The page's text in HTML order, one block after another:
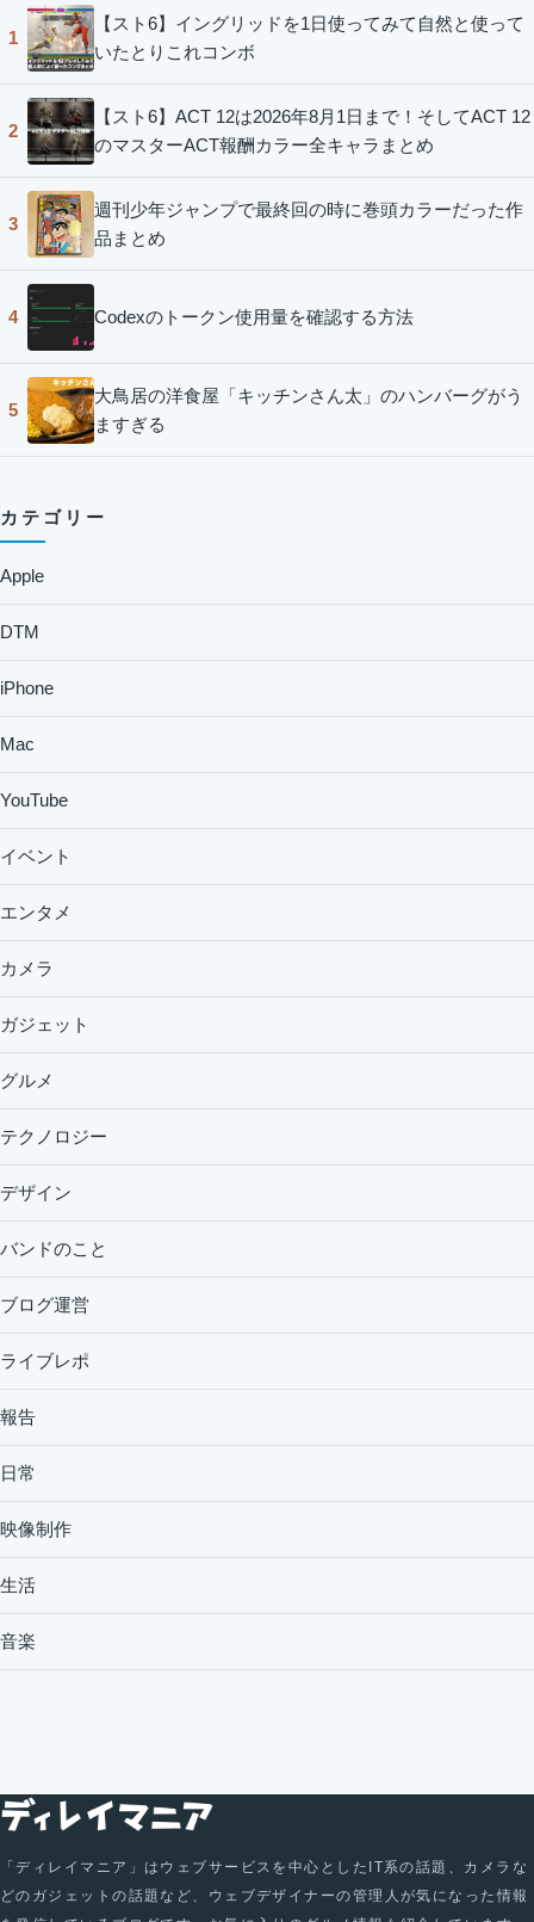
1
【スト6】イングリッドを1日使ってみて自然と使って
いたとりこれコンボ
2
【スト6】ACT 12は2026年8月1日まで！そしてACT 12
のマスターACT報酬カラー全キャラまとめ
3
週刊少年ジャンプで最終回の時に巻頭カラーだった作
品まとめ
4 Codexのトークン使用量を確認する方法
5
大鳥居の洋食屋「キッチンさん太」のハンバーグがう
ますぎる
カテゴリー
Apple
DTM
iPhone
Mac
YouTube
イベント
エンタメ
カメラ
ガジェット
グルメ
テクノロジー
デザイン
バンドのこと
ブログ運営
ライブレポ
報告
日常
映像制作
生活
音楽
「ディレイマニア」はウェブサービスを中心としたIT系の話題、カメラな
どのガジェットの話題など、ウェブデザイナーの管理人が気になった情報